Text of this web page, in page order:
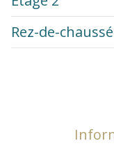
chambre
chambre
chambre
Rez-de-